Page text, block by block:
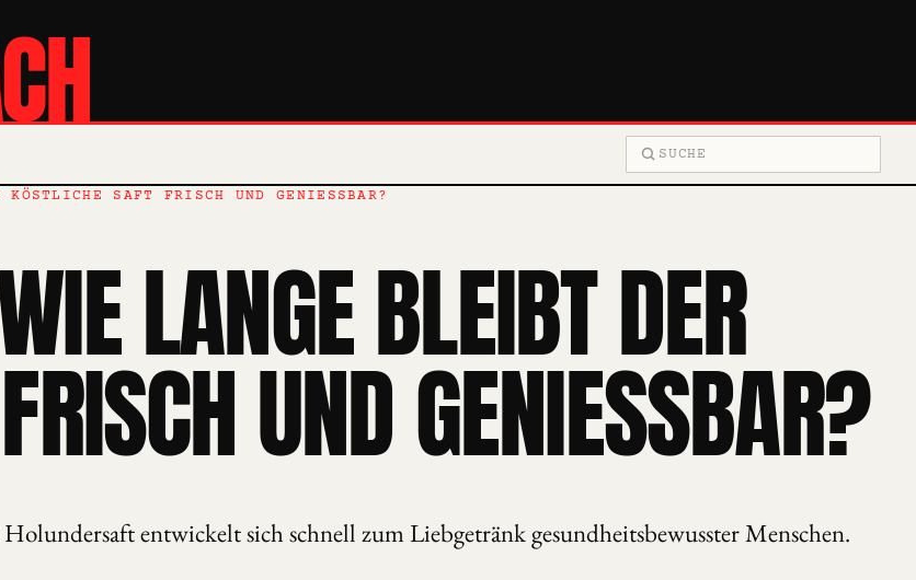
Suche
SAFT FRISCH UND GENIESSBAR?
LANGE BLEIBT DER
UND GENIESSBAR?
entwickelt sich schnell zum Liebgetränk gesundheitsbewusster Menschen.